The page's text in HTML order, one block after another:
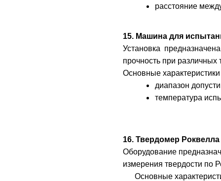
расстояние
15. Машина для
Установка
прочность при различных
Основные характеристики
диапазон
температура
16. Твердомер Роквелла
Оборудование
измерения твердости по
Основные